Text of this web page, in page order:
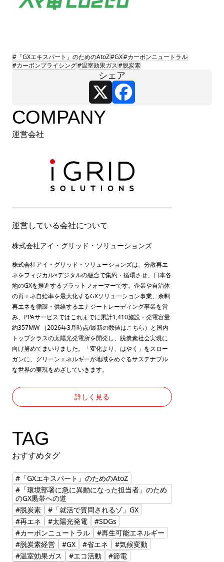
#「GXエキスパート」のためのAtoZ#GX#カーボンニュートラル
#カーボンプライシング#温室効果ガス#脱炭素
シェア
X
COMPANY
運営会社
運営している会社について
株式会社アイ・グリッド・ソリューションズ
株式会社アイ・グリッド・ソリューションズは、分散再エ
ネをフィジカル×デジタルの融合で集約・循環させ、日本各
地のGXを推進するプラットフォーマーです。企業や自治体
の再エネ自給率を最大化するGXソリューション事業、余剰
再エネを循環・供給するエナジートレーディング事業を営
み、PPAサービスではこれまでに累計1,410施設・発電容量
約357MW （2026年3月時点/最新の数値はこちら ）と国内
トップクラスの太陽光発電所を開発し、脱炭素社会実現に
向け努めてまいりました。「変化より、はやく」をスロー
ガンに、グリーンエネルギーが地域をめぐるサステナブル
な世界の実現をめざしていきます。
詳しく見る
TAG
おすすめタグ
#「GXエキスパート」のためのAtoZ
#「環境部署に急に異動になった担当者」のため
のGX黒帯への道
#脱炭素
#「就活で質問されるゾ」GX
#再エネ
#太陽光発電
#SDGs
#カーボンニュートラル
#再生可能エネルギー
#脱炭素経営
#GX #省エネ
#気候変動
#温室効果ガス
#エコ活動
#節電